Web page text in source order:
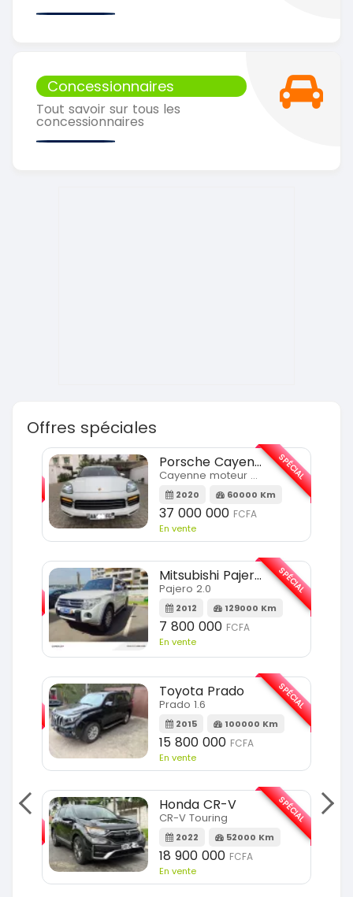
Concessionnaires
Tout savoir sur tous les
concessionnaires
Offres spéciales
SPÉCIAL
Porsche Cayenne
Cayenne moteur v6
2020 60000 Km
37 000 000 FCFA
En vente
SPÉCIAL
Mitsubishi Pajero
Pajero 2.0
2012 129000 Km
7 800 000 FCFA
En vente
SPÉCIAL
Toyota Prado
Prado 1.6
2015 100000 Km
15 800 000 FCFA
En vente
SPÉCIAL
Honda CR-V
CR-V Touring
2022 52000 Km
18 900 000 FCFA
En vente
SPÉCIAL